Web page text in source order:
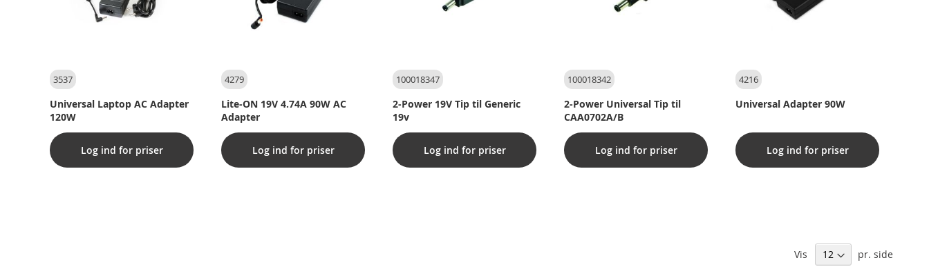
3537
Universal Laptop AC Adapter
120W
Log ind for priser
4279
Lite-ON 19V 4.74A 90W AC
Adapter
Log ind for priser
100018347
2-Power 19V Tip til Generic
19v
Log ind for priser
100018342
2-Power Universal Tip til
CAA0702A/B
Log ind for priser
4216
Universal Adapter 90W
Log ind for priser
Vis pr. side